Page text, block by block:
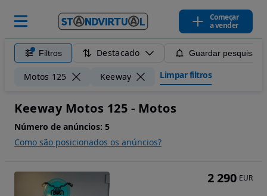
Começar
a vender
Filtros Destacado Guardar pesquisa
Motos 125 Keeway Limpar filtros
Keeway Motos 125 - Motos
Número de anúncios: 5
Como são posicionados os anúncios?
2 290 EUR